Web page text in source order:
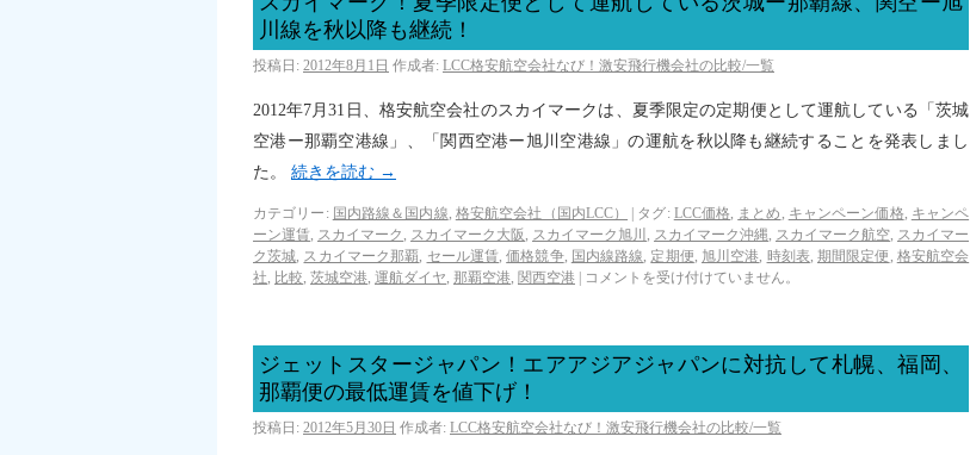
川線を秋以降も継続！
投稿日: 2012年8月1日 作成者: LCC格安航空会社なび！激安飛行機会社の比較/一覧
2012年7月31日、格安航空会社のスカイマークは、夏季限定の定期便として運航している「茨城
空港ー那覇空港線」、「関西空港ー旭川空港線」の運航を秋以降も継続することを発表しまし
た。 続きを読む →
カテゴリー: 国内路線＆国内線, 格安航空会社（国内LCC） タグ: LCC価格, まとめ , キャンペーン価格, キャンペ
ーン運賃, スカイマーク , スカイマーク大阪 , スカイマーク旭川 , スカイマーク沖縄, スカイマーク航空, スカイマー
ク茨城, スカイマーク那覇, セール運賃,価格競争, 国内線路線, 定期便, 旭川空港, 時刻表, 期間限定便 , 格安航空会
社, 比較, 茨城空港, 運航ダイヤ, 那覇空港, 関西空港 コメントを受け付けていません。
ジェットスタージャパン！エアアジアジャパンに対抗して札幌、福岡、
那覇便の最低運賃を値下げ！
投稿日: 2012年5月30日 作成者: LCC格安航空会社なび！激安飛行機会社の比較/一覧